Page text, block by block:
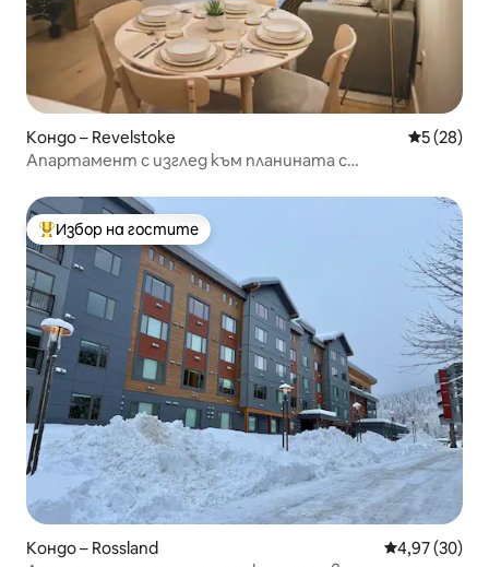
Кондо – Revelstoke Средна
5 (28)
Апартамент с изглед към планината с
Най-популярен избор на гостите
Избор на гостите
Кондо – Rossland Средна
4,97 (30)